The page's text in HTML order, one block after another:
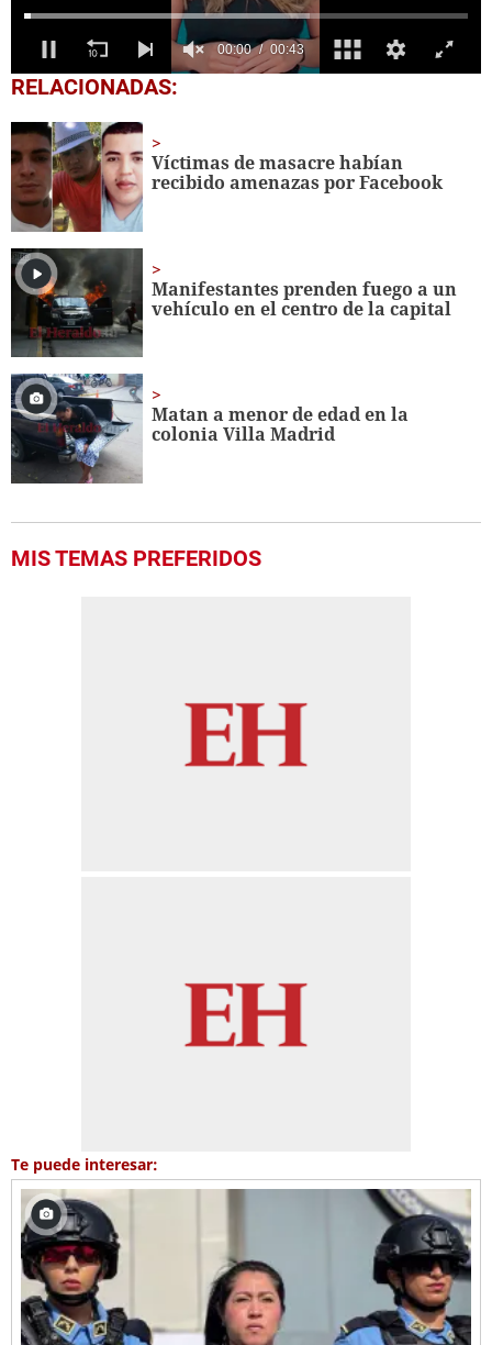
0
seconds
43
seconds
RELACIONADAS:
Víctimas de masacre habían
recibido amenazas por Facebook
Manifestantes prenden fuego a un
vehículo en el centro de la capital
Matan a menor de edad en la
colonia Villa Madrid
MIS TEMAS PREFERIDOS
Te puede interesar: